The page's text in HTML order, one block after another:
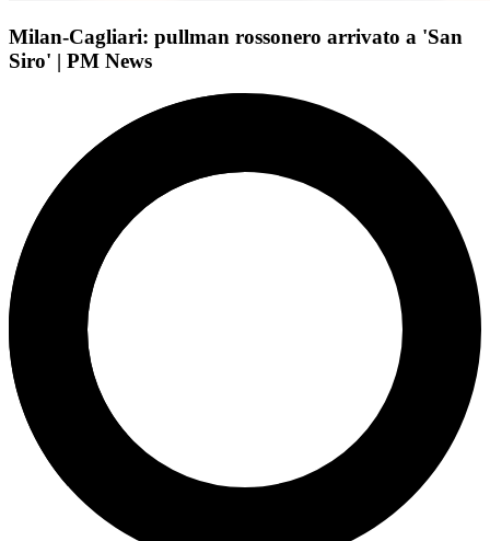
Milan-Cagliari: pullman rossonero arrivato a 'San
Siro' | PM News